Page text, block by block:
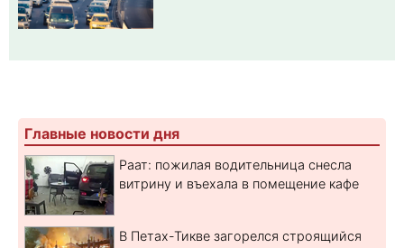
Главные новости дня
Раат: пожилая водительница снесла
витрину и въехала в помещение кафе
В Петах-Тикве загорелся строящийся